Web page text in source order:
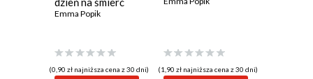
Emma Popik
(0,90 zł najniższa cena z 30 dni) (1,90 zł najniższa cena z 30 dni)